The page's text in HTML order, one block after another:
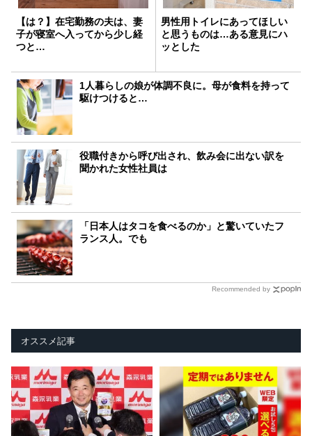
【は？】在宅勤務の夫は、妻
子が寝室へ入ってから少し経
つと…
男性用トイレにあってほしい
と思うものは…ある意見にハ
ッとした
1人暮らしの娘が体調不良に。母が食料を持って
駆けつけると…
役職付きから呼び出され、飲み会に出ない訳を
聞かれた女性社員は
「日本人はタコを食べるのか」と驚いていたフ
ランス人。でも
Recommended by
オススメ記事